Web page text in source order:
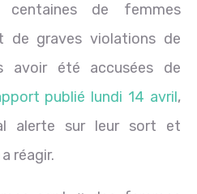
de femmes
de graves violations de
avoir été accusées de
publié lundi 14 avril,
alerte sur leur sort et
réagir.